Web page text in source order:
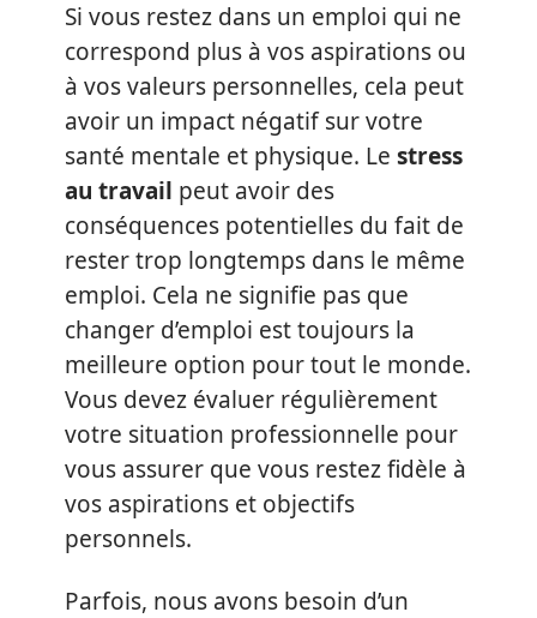
Si vous restez dans un emploi qui ne
correspond plus à vos aspirations ou
à vos valeurs personnelles, cela peut
avoir un impact négatif sur votre
santé mentale et physique. Le stress
au travail peut avoir des
conséquences potentielles du fait de
rester trop longtemps dans le même
emploi. Cela ne signifie pas que
changer d’emploi est toujours la
meilleure option pour tout le monde.
Vous devez évaluer régulièrement
votre situation professionnelle pour
vous assurer que vous restez fidèle à
vos aspirations et objectifs
personnels.
Parfois, nous avons besoin d’un